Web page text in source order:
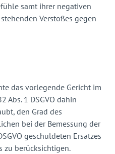
samt ihrer negativen
Verstoßes gegen
das vorlegende Gericht im
Abs. 1 DSGVO dahin
den Grad des
bei der Bemessung der
geschuldeten Ersatzes
zu berücksichtigen.